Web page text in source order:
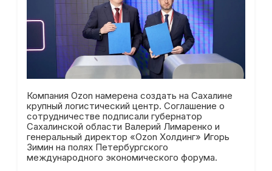
Компания Ozon намерена создать на Сахалине
крупный логистический центр. Соглашение о
сотрудничестве подписали губернатор
Сахалинской области Валерий Лимаренко и
генеральный директор «Ozon Холдинг» Игорь
Зимин на полях Петербургского
международного экономического форума.